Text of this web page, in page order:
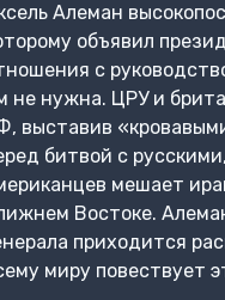
Алеман
объявил
с
не нужна. ЦРУ и
выставив
битвой с
мешает
Востоке.
приходится
миру повествует